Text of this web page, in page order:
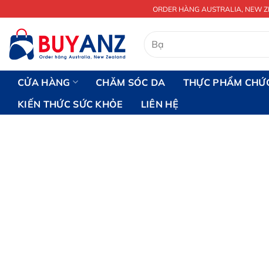
đến
nội
dung
ORDER HÀNG AUSTRALIA, NEW
kiếm:
CỬA HÀNG CHĂM SÓC DA THỰC PHẨM
KIẾN THỨC SỨC KHỎE
LIÊN HỆ